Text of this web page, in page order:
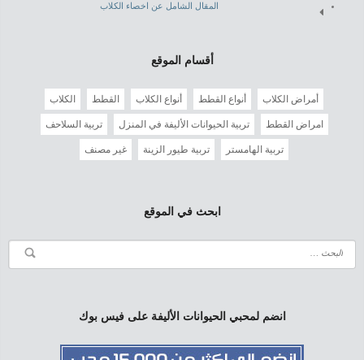
المقال الشامل عن اخصاء الكلاب
أقسام الموقع
أمراض الكلاب أنواع القطط أنواع الكلاب القطط الكلاب
امراض القطط تربية الحيوانات الأليفة في المنزل تربية السلاحف
تربية الهامستر تربية طيور الزينة غير مصنف
ابحث في الموقع
انضم لمحبي الحيوانات الأليفة على فيس بوك